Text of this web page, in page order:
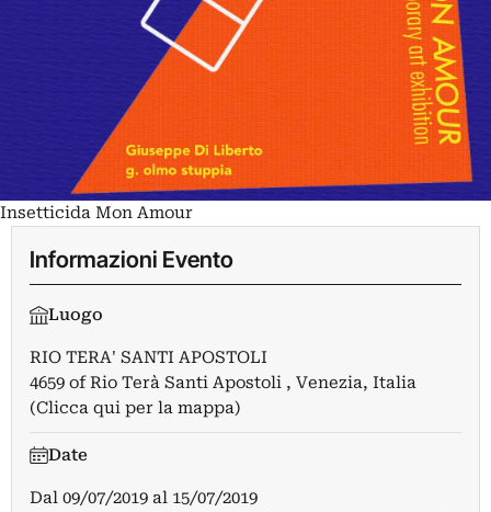
Insetticida Mon Amour
Informazioni Evento
Luogo
RIO TERA' SANTI APOSTOLI
4659 of Rio Terà Santi Apostoli , Venezia, Italia
(Clicca qui per la mappa)
Date
Dal 09/07/2019 al 15/07/2019